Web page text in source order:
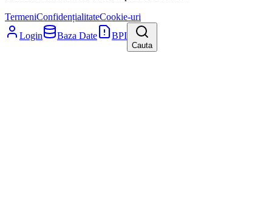
TermeniConfidențialitateCookie-uri
Login
Baza Date BPI
Cauta